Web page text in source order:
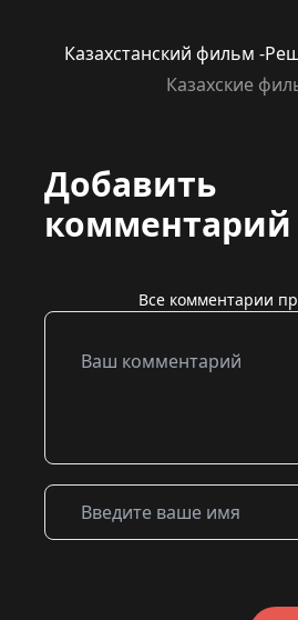
Казахстанский фильм -
Казахские
Добавить
комментарий
Все комментарии